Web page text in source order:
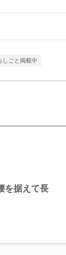
しごと掲載中
を据えて長